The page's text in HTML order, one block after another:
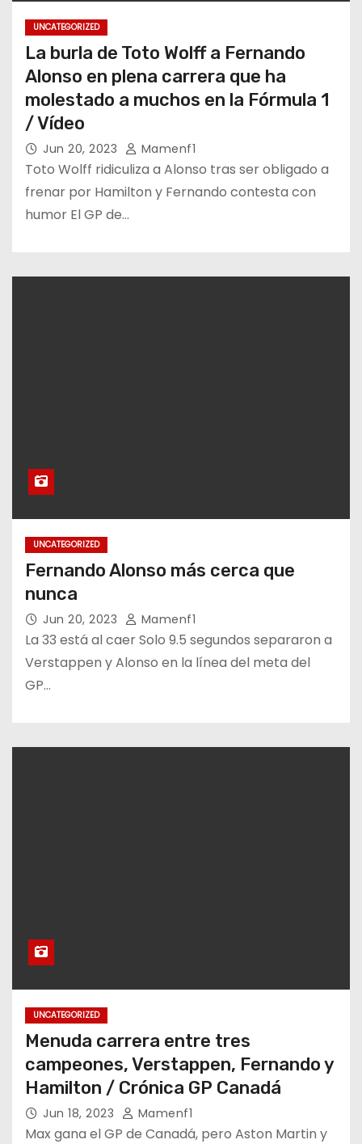
UNCATEGORIZED
La burla de Toto Wolff a Fernando
Alonso en plena carrera que ha
molestado a muchos en la Fórmula 1
/ Vídeo
Jun 20, 2023 Mamenf1
Toto Wolff ridiculiza a Alonso tras ser obligado a
frenar por Hamilton y Fernando contesta con
humor El GP de…
UNCATEGORIZED
Fernando Alonso más cerca que
nunca
Jun 20, 2023 Mamenf1
La 33 está al caer Solo 9.5 segundos separaron a
Verstappen y Alonso en la línea del meta del
GP…
UNCATEGORIZED
Menuda carrera entre tres
campeones, Verstappen, Fernando y
Hamilton / Crónica GP Canadá
Jun 18, 2023 Mamenf1
Max gana el GP de Canadá, pero Aston Martin y